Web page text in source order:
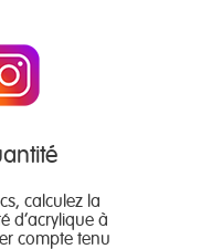
calculez la
d'acrylique à
compte tenu